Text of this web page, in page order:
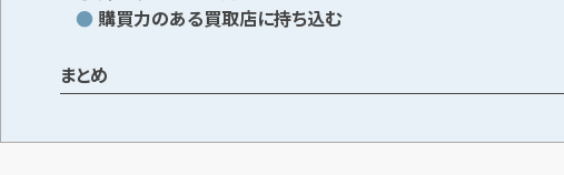
購買力のある買取店に持ち込む
まとめ